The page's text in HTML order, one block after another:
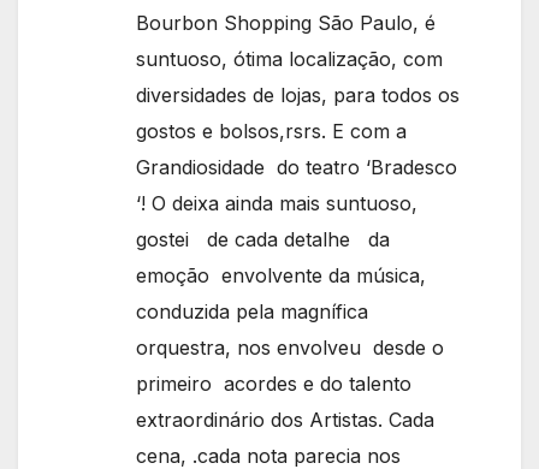
Bourbon Shopping São Paulo, é
suntuoso, ótima localização, com
diversidades de lojas, para todos os
gostos e bolsos,rsrs. E com a
Grandiosidade do teatro ‘Bradesco
‘! O deixa ainda mais suntuoso,
gostei de cada detalhe da
emoção envolvente da música,
conduzida pela magnífica
orquestra, nos envolveu desde o
primeiro acordes e do talento
extraordinário dos Artistas. Cada
cena, .cada nota parecia nos